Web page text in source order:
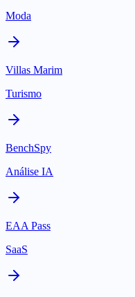
Moda
Villas Marim
Turismo
BenchSpy
Análise IA
EAA Pass
SaaS